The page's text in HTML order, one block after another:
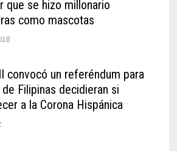
que se hizo millonario
como mascotas
convocó un referéndum para
Filipinas decidieran si
a la Corona Hispánica